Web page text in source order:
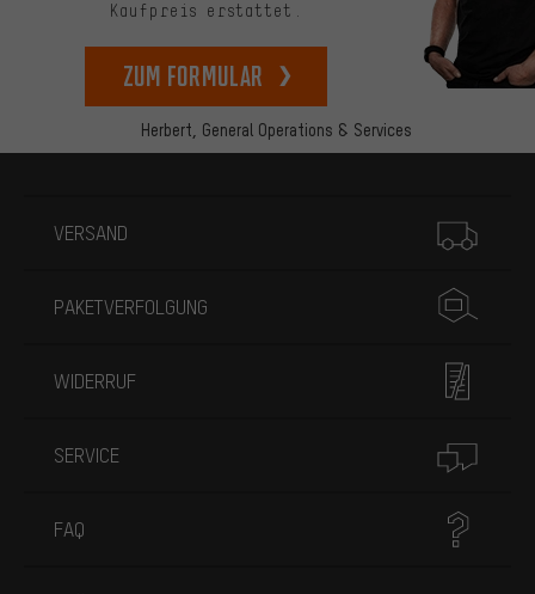
Herbert, General Operations & Services
Kaufpreis erstattet.
zum Formular
VERSAND
PAKETVERFOLGUNG
WIDERRUF
SERVICE
FAQ